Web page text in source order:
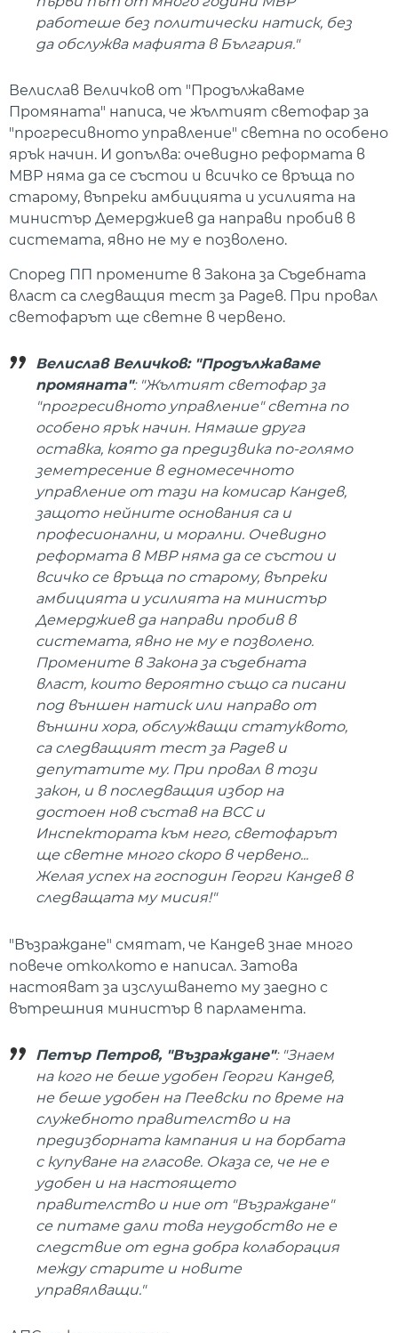
работеше без политически натиск, без
да обслужва мафията в България."
Велислав Величков от "Продължаваме
Промяната" написа, че жълтият светофар за
"прогресивното управление" светна по особено
ярък начин. И допълва: очевидно реформата в
МВР няма да се състои и всичко се връща по
старому, въпреки амбицията и усилията на
министър Демерджиев да направи пробив в
системата, явно не му е позволено.
Според ПП промените в Закона за Съдебната
власт са следващия тест за Радев. При провал
светофарът ще светне в червено.
Велислав Величков: "Продължаваме
промяната": "Жълтият светофар за
"прогресивното управление" светна по
особено ярък начин. Нямаше друга
оставка, която да предизвика по-голямо
земетресение в едномесечното
управление от тази на комисар Кандев,
защото нейните основания са и
професионални, и морални. Очевидно
реформата в МВР няма да се състои и
всичко се връща по старому, въпреки
амбицията и усилията на министър
Демерджиев да направи пробив в
системата, явно не му е позволено.
Промените в Закона за съдебната
власт, които вероятно също са писани
под външен натиск или направо от
външни хора, обслужващи статуквото,
са следващият тест за Радев и
депутатите му. При провал в този
закон, и в последващия избор на
достоен нов състав на ВСС и
Инспектората към него, светофарът
ще светне много скоро в червено...
Желая успех на господин Георги Кандев в
следващата му мисия!"
"Възраждане" смятат, че Кандев знае много
повече отколкото е написал. Затова
настояват за изслушването му заедно с
вътрешния министър в парламента.
Петър Петров, "Възраждане": "Знаем
на кого не беше удобен Георги Кандев,
не беше удобен на Пеевски по време на
служебното правителство и на
предизборната кампания и на борбата
с купуване на гласове. Оказа се, че не е
удобен и на настоящето
правителство и ние от "Възраждане"
се питаме дали това неудобство не е
следствие от една добра колаборация
между старите и новите
управялващи."